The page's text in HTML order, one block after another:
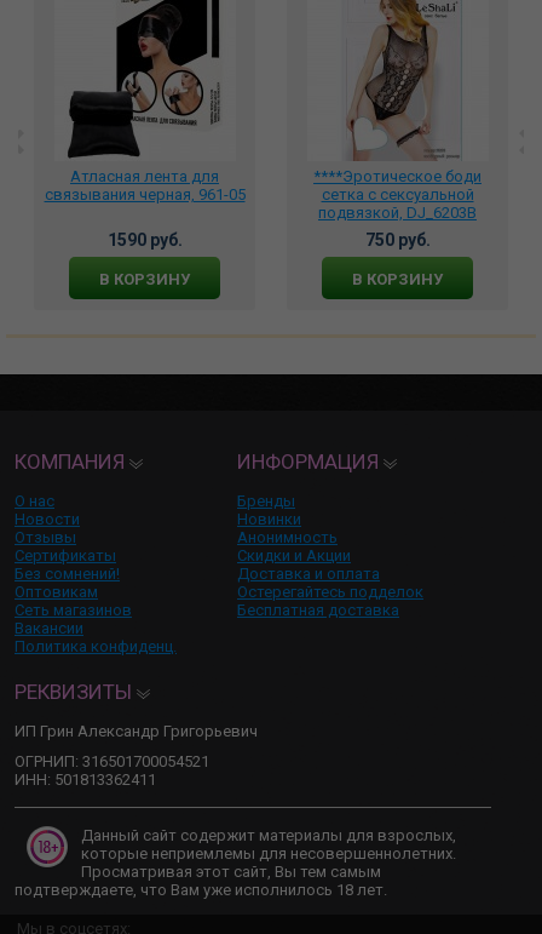
Атласная лента для
связывания черная, 961-05
1590 руб.
В КОРЗИНУ
****Эротическое боди
сетка с сексуальной
подвязкой, DJ_6203B
750 руб.
В КОРЗИНУ
КОМПАНИЯ
О нас
Новости
Отзывы
Сертификаты
Без сомнений!
Оптовикам
Сеть магазинов
Вакансии
Политика конфиденц.
ИНФОРМАЦИЯ
Бренды
Новинки
Анонимность
Скидки и Акции
Доставка и оплата
Остерегайтесь подделок
Бесплатная доставка
РЕКВИЗИТЫ
ИП Грин Александр Григорьевич
ОГРНИП: 316501700054521
ИНН: 501813362411
Данный сайт содержит материалы для взрослых,
которые неприемлемы для несовершеннолетних.
Просматривая этот сайт, Вы тем самым
подтверждаете, что Вам уже исполнилось 18 лет.
Мы в соцсетях: